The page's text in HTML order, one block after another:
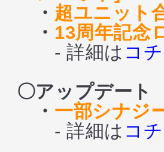
・ 超ユニット
・ 13周年記念
- 詳細は コ
〇アップデート
・ 一部シナジ
- 詳細は コ